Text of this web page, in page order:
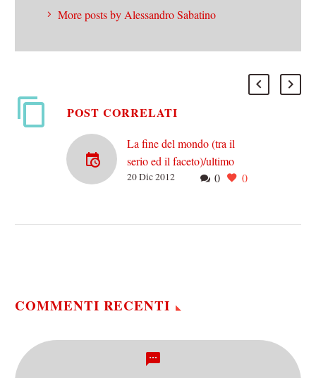
More posts by Alessandro Sabatino
POST CORRELATI
La fine del mondo (tra il
serio ed il faceto)/ultimo
atto: fate i bravi
0 0
20 Dic 2012
COMMENTI RECENTI